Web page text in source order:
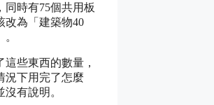
同時有75個共用板
改為「建築物40
些東西的數量，
況下用完了怎麼
有說明。